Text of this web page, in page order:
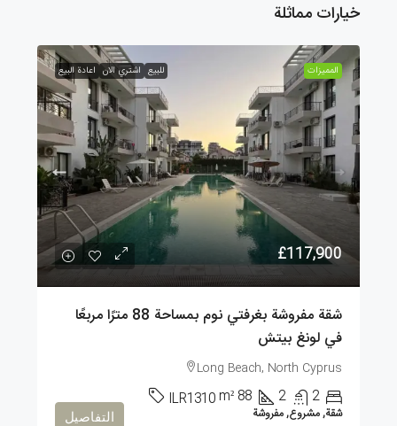
خيارات مماثلة
الممیزات للبيع اشتري الان اعادة البيع
£117,900
شقة مفروشة بغرفتي نوم بمساحة 88 مترًا مربعًا
في لونغ بيتش
Long Beach, North Cyprus
2
2
88
m²
ILR1310
شقة, مشروع, مفروشة التفاصيل